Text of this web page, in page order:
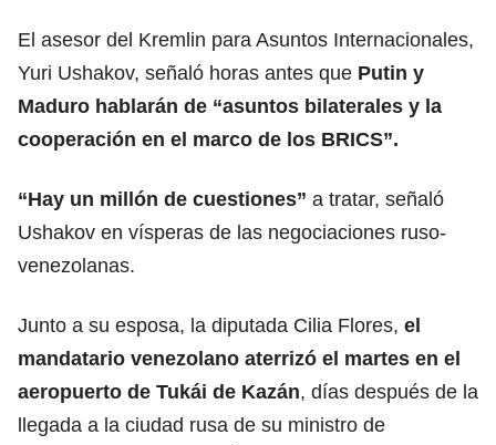
El asesor del Kremlin para Asuntos Internacionales,
Yuri Ushakov, señaló horas antes que Putin y
Maduro hablarán de “asuntos bilaterales y la
cooperación en el marco de los BRICS”.
“Hay un millón de cuestiones” a tratar, señaló
Ushakov en vísperas de las negociaciones ruso-
venezolanas.
Junto a su esposa, la diputada Cilia Flores, el
mandatario venezolano aterrizó el martes en el
aeropuerto de Tukái de Kazán, días después de la
llegada a la ciudad rusa de su ministro de